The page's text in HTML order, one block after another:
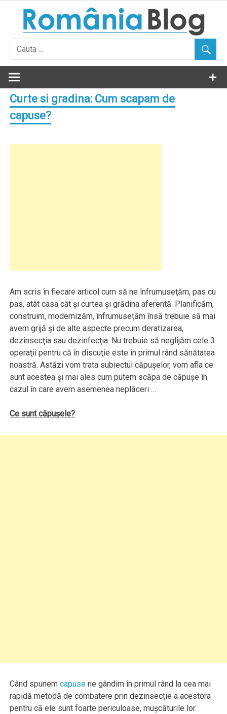
content
Curte si gradina: Cum scapam de
capuse?
Am scris în fiecare articol cum să ne înfrumuseţăm, pas cu
pas, atât casa cât şi curtea şi grădina aferentă. Planificăm,
construim, modernizăm, înfrumuseţăm însă trebuie să mai
avem grijă şi de alte aspecte precum deratizarea,
dezinsecţia sau dezinfecţia. Nu trebuie să neglijăm cele 3
operaţii pentru că în discuţie este în primul rând sănătatea
noastră. Astăzi vom trata subiectul căpuşelor, vom afla ce
sunt acestea şi mai ales cum putem scăpa de căpuşe în
cazul în care avem asemenea neplăceri …
Ce sunt căpuşele?
Când spunemcapuse ne gândim în primul rând la cea mai
rapidă metodă de combatere prin dezinsecţie a acestora
pentru că ele sunt foarte periculoase, muşcăturile lor